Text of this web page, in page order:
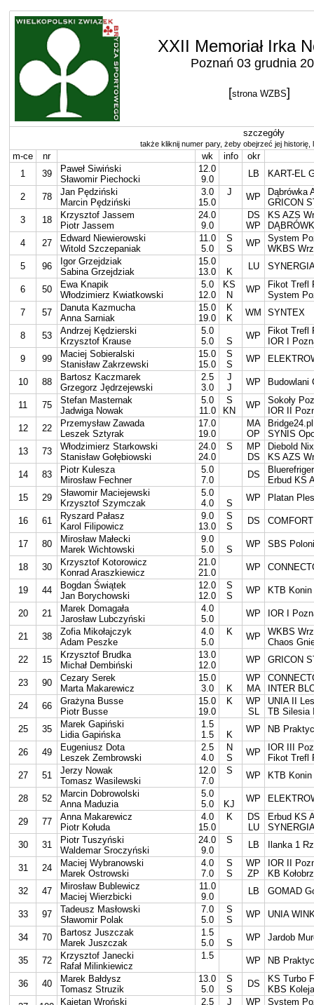
XXII Memoriał Irka
Poznań 03 grudnia
[strona WZBS]
szczegóły
także kliknij numer pary, żeby obejrzeć jej historię,
m-ce nr wk info
okr
1
39
Paweł Siwiński
Sławomir Piechocki
12.0
9.0
LB KART-EL
2 78
Jan Pędziński
Marcin Pędziński
3.0
15.0
J WP
Dąbrówka
GRICON
3
18
Krzysztof Jassem
Piotr Jassem
24.0
9.0
DS
WP
KS AZS
4
27
Edward Niewierowski
Witold Szczepaniak
11.0
5.0
S
S
WP
System
WKBS
5
96
Igor Grzejdziak
Sabina Grzejdziak
15.0
13.0
K
LU
6 50
Ewa Knapik
Włodzimierz Kwiatkowski
5.0
12.0
KS
N
WP
Fikot Trefl
System
7
57
Danuta Kazmucha
Anna Sarniak
15.0
19.0
K
K
WM SYNTEX
8 53
Andrzej Kędzierski
Krzysztof Krause
5.0
5.0
S
WP
Fikot Trefl
IOR I
9
99
Maciej Sobieralski
Stanisław Zakrzewski
15.0
15.0
S
S
WP
10 88
Bartosz Kaczmarek
Grzegorz Jędrzejewski
2.5
3.0
J
J
WP Budowlani
11 75
Stefan Masternak
Jadwiga Nowak
5.0
11.0
S
KN
WP
Sokoły
IOR II
12
22
Przemysław Zawada
Leszek Sztyrak
17.0
19.0
MA
OP
Bridge24.pl
SYNIS
13
73
Włodzimierz Starkowski
Stanisław Gołębiowski
24.0
24.0
S
MP
DS
Diebold
KS AZS
14
83
Piotr Kulesza
Mirosław Fechner
5.0
7.0
DS
Erbud KS
15
29
Sławomir Maciejewski
Krzysztof Szymczak
5.0
4.0
S
WP Platan
16 61
Ryszard Pałasz
Karol Filipowicz
9.0
13.0
S
S
DS
17 80
Mirosław Małecki
Marek Wichtowski
9.0
5.0
S
WP SBS
18 30
Krzysztof Kotorowicz
Konrad Araszkiewicz
21.0
21.0
WP
19 44
Bogdan Świątek
Jan Borychowski
12.0
12.0
S
S
WP KTB Konin
20 21
Marek Domagała
Jarosław Lubczyński
4.0
5.0
WP IOR I
21 38
Zofia Mikołajczyk
Adam Peszke
4.0
5.0
K WP
WKBS
Chaos
22
15
Krzysztof Brudka
Michał Dembiński
13.0
12.0
WP GRICON
23 90
Cezary Serek
Marta Makarewicz
15.0
3.0
K
WP
MA
INTER
24
66
Grażyna Busse
Piotr Busse
15.0
19.0
K
WP
SL
UNIA II
TB Silesia
25
35
Marek Gapiński
Lidia Gapińska
1.5
1.5
K
WP NB
26 49
Eugeniusz Dota
Leszek Zembrowski
2.5
4.0
N
S
WP
IOR III
Fikot Trefl
27
51
Jerzy Nowak
Tomasz Wasilewski
12.0
7.0
S WP KTB Konin
28 52
Marcin Dobrowolski
Anna Maduzia
5.0
5.0
KJ
WP
29 77
Anna Makarewicz
Piotr Kołuda
4.0
15.0
K
DS
LU
Erbud KS
30
31
Piotr Tuszyński
Waldemar Sroczyński
24.0
9.0
S LB Ilanka 1
31 24
Maciej Wybranowski
Marek Ostrowski
4.0
7.0
S
S
WP
ZP
IOR II
KB
32
47
Mirosław Bublewicz
Maciej Wierzbicki
11.0
9.0
LB GOMAD
33 97
Tadeusz Masłowski
Sławomir Polak
7.0
5.0
S
S
WP UNIA
34 70
Bartosz Juszczak
Marek Juszczak
1.5
5.0
S
WP Jardob
35 72
Krzysztof Janecki
Rafał Milinkiewicz
1.5 WP NB
36 40
Marek Bałdysz
Tomasz Struzik
13.0
5.0
S
S
DS
KS Turbo
KBS
Kajetan Wroński
2.5
J
WP
System